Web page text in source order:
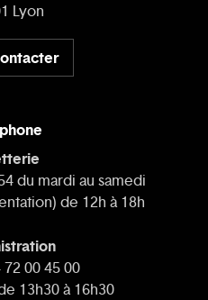
Lyon
du mardi au samedi
de 12h à 18h
72 00 45 00
13h30 à 16h30